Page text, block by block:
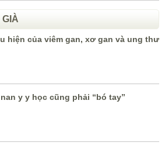
hiện của viêm gan, xơ gan và ung thư
y y học cũng phải “bó tay”